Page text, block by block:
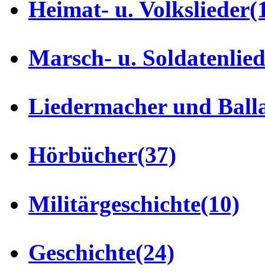
Heimat- u. Volkslieder
Marsch- u.
Liedermacher und
Hörbücher(37)
Militärgeschichte(10)
Geschichte(24)